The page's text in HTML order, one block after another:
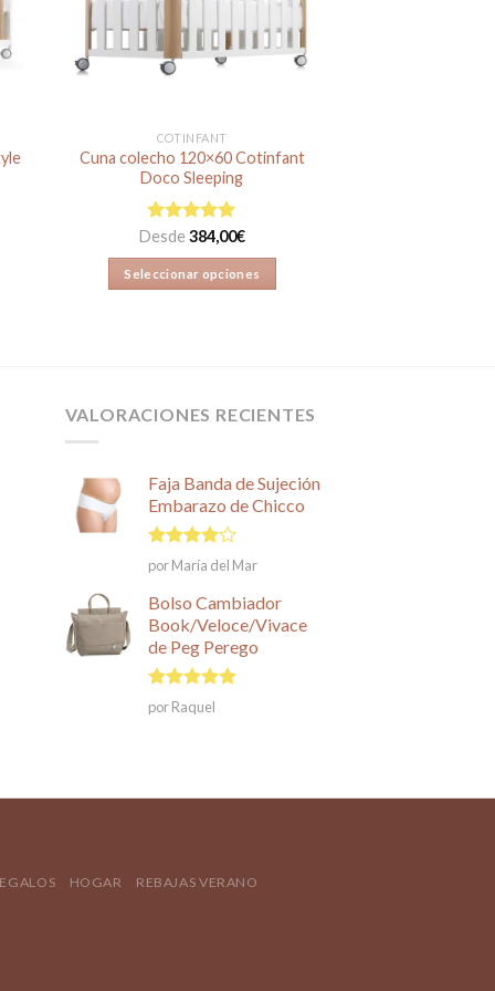
elegir
de
producto
COTINFANT
Cuna colecho 120×60 Cotinfant
Doco Sleeping
Valorado en
Desde 384,00€
Seleccionar opciones
se
pueden
elegir
en
página
de
producto
VALORACIONES RECIENTES
Faja Banda de Sujeción
Embarazo de Chicco
Valorado
en
5
por María del Mar
Bolso Cambiador
Book/Veloce/Vivace
de Peg Perego
Valorado en
5
de 5
por Raquel
HOGAR REBAJAS VERANO